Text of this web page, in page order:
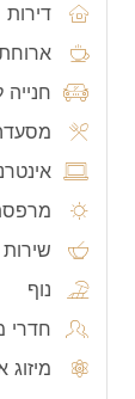
דירות
נוף
חדרי
מיזוג